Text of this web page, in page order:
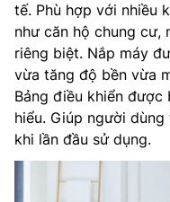
tế. Phù hợp với nhiều
như căn hộ chung cư,
riêng biệt. Nắp máy
vừa tăng độ bền vừa
Bảng điều khiển
hiểu. Giúp người
khi lần đầu sử dụng.